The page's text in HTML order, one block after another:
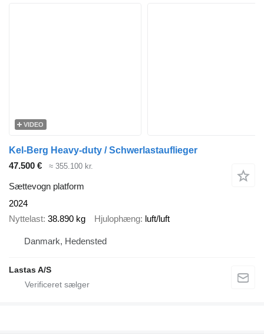
VIDEO
Kel-Berg Heavy-duty / Schwerlastauflieger
47.500 €
≈ 355.100 kr.
Sættevogn platform
2024
Nyttelast 38.890 kg Hjulophæng luft/luft
Danmark, Hedensted
Lastas A/S